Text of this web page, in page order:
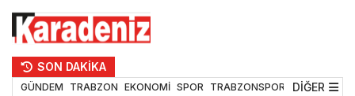
SON DAKİKA
GÜNDEM TRABZON EKONOMİ SPOR TRABZONSPOR TEKNOLOJİ
DİĞER